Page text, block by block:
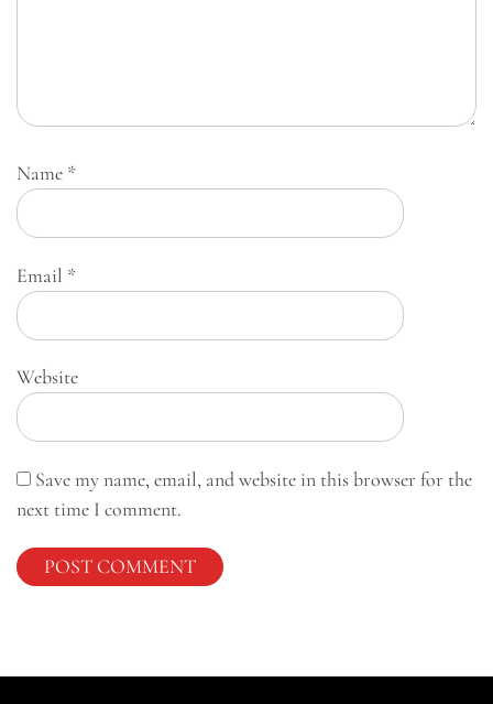
Name *
Email *
Website
Save my name, email, and website in this browser for the
next time I comment.